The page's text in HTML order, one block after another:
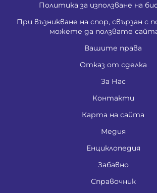
Политика за използване на
При възникване на спор, свързан с
можете да ползвате
Вашите права
Отказ от сделка
За Нас
Контакти
Карта на сайта
Медия
Енциклопедия
Забавно
Справочник